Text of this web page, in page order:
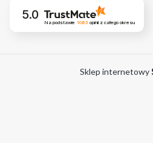
5.0
Na podstawie 1083 opinii z całego okresu
Sklep internetowy